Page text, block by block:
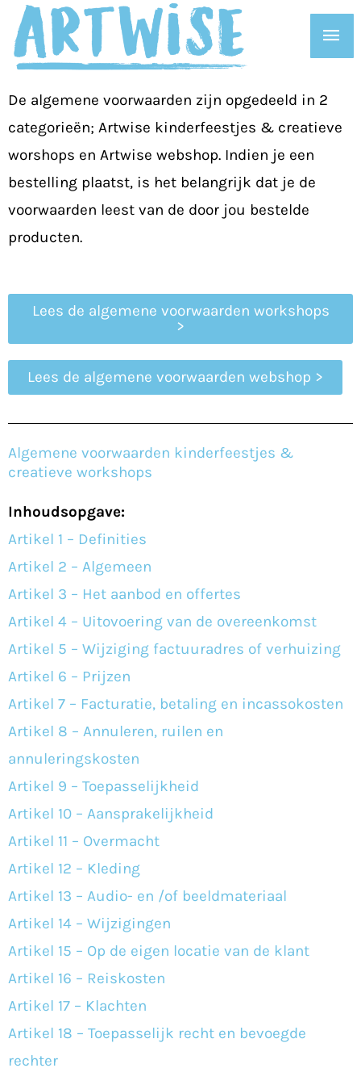
naar
inhoud
De algemene voorwaarden zijn opgedeeld in 2
categorieën; Artwise kinderfeestjes & creatieve
worshops en Artwise webshop. Indien je een
bestelling plaatst, is het belangrijk dat je de
voorwaarden leest van de door jou bestelde
producten.
Lees de algemene voorwaarden workshops
>
Lees de algemene voorwaarden webshop >
Algemene voorwaarden kinderfeestjes &
creatieve workshops
Inhoudsopgave:
Artikel 1 – Definities
Artikel 2 – Algemeen
Artikel 3 – Het aanbod en offertes
Artikel 4 – Uitovoering van de overeenkomst
Artikel 5 – Wijziging factuuradres of verhuizing
Artikel 6 – Prijzen
Artikel 7 – Facturatie, betaling en incassokosten
Artikel 8 – Annuleren, ruilen en
annuleringskosten
Artikel 9 – Toepasselijkheid
Artikel 10 – Aansprakelijkheid
Artikel 11 – Overmacht
Artikel 12 – Kleding
Artikel 13 – Audio- en /of beeldmateriaal
Artikel 14 – Wijzigingen
Artikel 15 – Op de eigen locatie van de klant
Artikel 16 – Reiskosten
Artikel 17 – Klachten
Artikel 18 – Toepasselijk recht en bevoegde
rechter